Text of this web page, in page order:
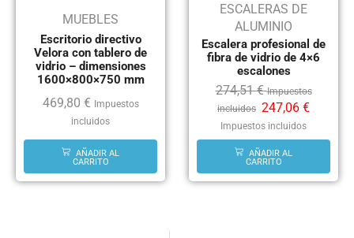
MUEBLES
Escritorio directivo
Velora con tablero de
vidrio – dimensiones
1600×800×750 mm
469,80 €
Impuestos
incluidos
AÑADIR AL
CARRITO
ESCALERAS DE
ALUMINIO
Escalera profesional de
fibra de vidrio de 4×6
escalones
274,51€ Impuestos
incluidos 247,06 €
Impuestos incluidos
AÑADIR AL
CARRITO